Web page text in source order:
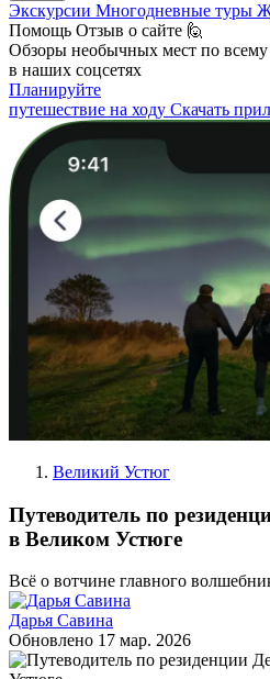
Экскурсии Многодневные туры
Помощь Отзыв о сайте 🙋
Обзоры необычных мест по
в наших соцсетях
Планируйте
путешествие на ходу Скачать
Великий Устюг
Путеводитель по
в Великом Устюге
Всё о вотчине главного
Дарья Савина
Обновлено 17 мар. 2026